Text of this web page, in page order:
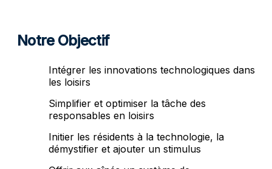
Notre Objectif
Intégrer les innovations technologiques dans
les loisirs
Simplifier et optimiser la tâche des
responsables en loisirs
Initier les résidents à la technologie, la
démystifier et ajouter un stimulus